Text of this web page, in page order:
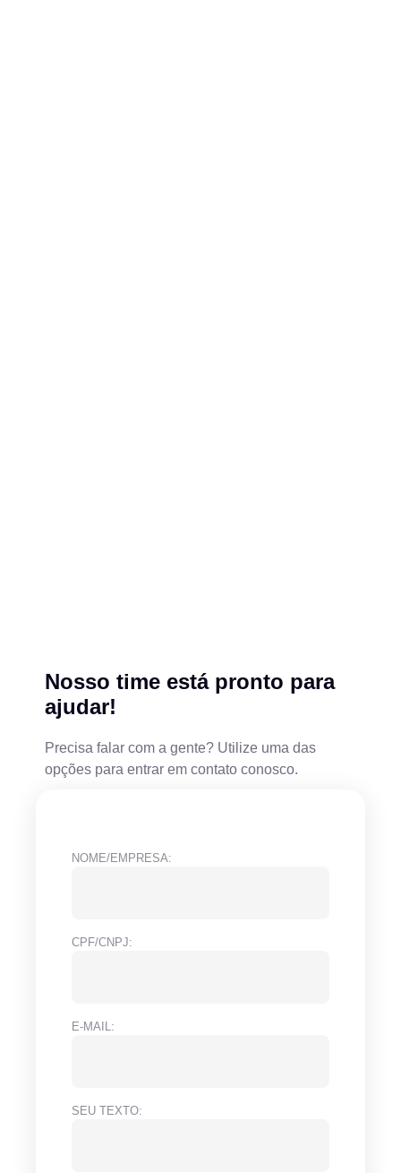
Nosso time está pronto para
ajudar!
Precisa falar com a gente? Utilize uma das
opções para entrar em contato conosco.
NOME/EMPRESA:
CPF/CNPJ:
E-MAIL:
SEU TEXTO: